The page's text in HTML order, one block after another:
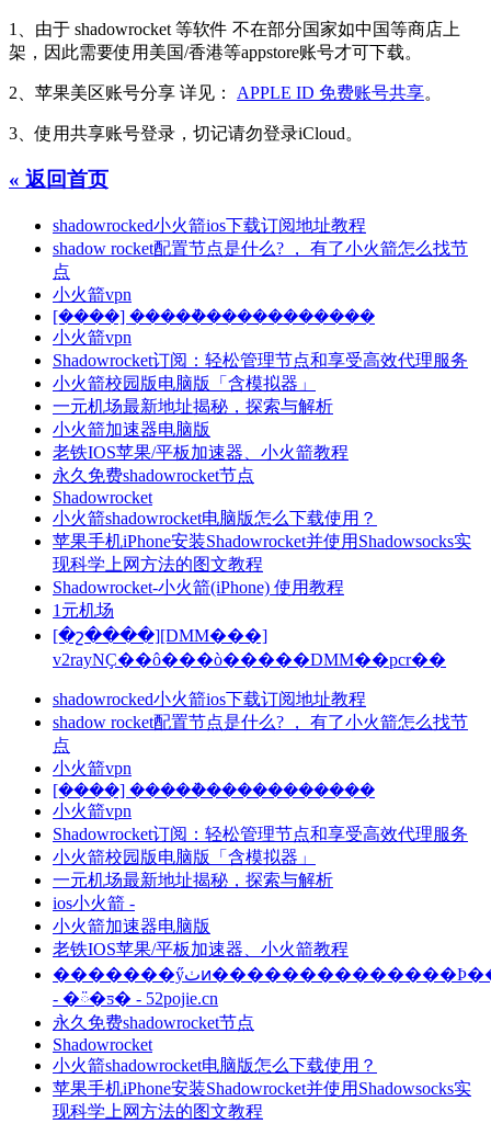
1、由于 shadowrocket 等软件 不在部分国家如中国等商店上
架，因此需要使用美国/香港等appstore账号才可下载。
2、苹果美区账号分享 详见： APPLE ID 免费账号共享。
3、使用共享账号登录，切记请勿登录iCloud。
« 返回首页
shadowrocked小火箭ios下载订阅地址教程
shadow rocket配置节点是什么? ， 有了小火箭怎么找节
点
小火箭vpn
[����] �����ܵ�����������
小火箭vpn
Shadowrocket订阅：轻松管理节点和享受高效代理服务
小火箭校园版电脑版「含模拟器」
一元机场最新地址揭秘，探索与解析
小火箭加速器电脑版
老铁IOS苹果/平板加速器、小火箭教程
永久免费shadowrocket节点
Shadowrocket
小火箭shadowrocket电脑版怎么下载使用？
苹果手机iPhone安装Shadowrocket并使用Shadowsocks实
现科学上网方法的图文教程
Shadowrocket-小火箭(iPhone) 使用教程
1元机场
[�շ����][DMM���]
v2rayNҪ��ô���ò�����DMM��pcr��
shadowrocked小火箭ios下载订阅地址教程
shadow rocket配置节点是什么? ， 有了小火箭怎么找节
点
小火箭vpn
[����] �����ܵ�����������
小火箭vpn
Shadowrocket订阅：轻松管理节点和享受高效代理服务
小火箭校园版电脑版「含模拟器」
一元机场最新地址揭秘，探索与解析
ios小火箭 -
小火箭加速器电脑版
老铁IOS苹果/平板加速器、小火箭教程
�������ӳٺͷ��������������Ϸ��������
- �ᰮ�ƽ� - 52pojie.cn
永久免费shadowrocket节点
Shadowrocket
小火箭shadowrocket电脑版怎么下载使用？
苹果手机iPhone安装Shadowrocket并使用Shadowsocks实
现科学上网方法的图文教程